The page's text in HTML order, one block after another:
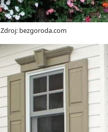
Zdroj: bezgoroda.com